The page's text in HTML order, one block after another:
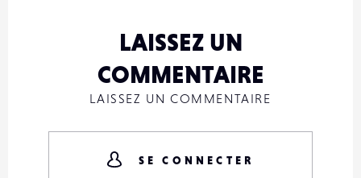
LAISSEZ UN
COMMENTAIRE
LAISSEZ UN COMMENTAIRE
SE CONNECTER